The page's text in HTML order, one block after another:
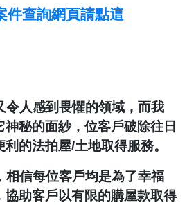
件查詢網頁請點這
令人感到畏懼的領域，而我
秘的面紗，位客戶破除往日
利的法拍屋/土地取得服務。
相信每位客戶均是為了幸福
協助客戶以有限的購屋款取得